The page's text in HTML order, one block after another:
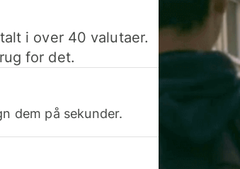
i over 40 valutaer.
for det.
dem på sekunder.